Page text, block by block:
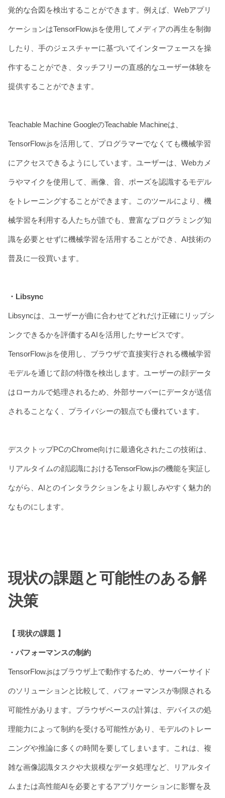
覚的な合図を検出することができます。例えば、Webアプリ
ケーションはTensorFlow.jsを使用してメディアの再生を制御
したり、手のジェスチャーに基づいてインターフェースを操
作することができ、タッチフリーの直感的なユーザー体験を
提供することができます。
Teachable Machine GoogleのTeachable Machineは、
TensorFlow.jsを活用して、プログラマーでなくても機械学習
にアクセスできるようにしています。ユーザーは、Webカメ
ラやマイクを使用して、画像、音、ポーズを認識するモデル
をトレーニングすることができます。このツールにより、機
械学習を利用する人たちが誰でも、豊富なプログラミング知
識を必要とせずに機械学習を活用することができ、AI技術の
普及に一役買います。
・Libsync
Libsyncは、ユーザーが曲に合わせてどれだけ正確にリップシ
ンクできるかを評価するAIを活用したサービスです。
TensorFlow.jsを使用し、ブラウザで直接実行される機械学習
モデルを通じて顔の特徴を検出します。ユーザーの顔データ
はローカルで処理されるため、外部サーバーにデータが送信
されることなく、プライバシーの観点でも優れています。
デスクトップPCのChrome向けに最適化されたこの技術は、
リアルタイムの顔認識におけるTensorFlow.jsの機能を実証し
ながら、AIとのインタラクションをより親しみやすく魅力的
なものにします。
現状の課題と可能性のある解
決策
【 現状の課題 】
・パフォーマンスの制約
TensorFlow.jsはブラウザ上で動作するため、サーバーサイド
のソリューションと比較して、パフォーマンスが制限される
可能性があります。ブラウザベースの計算は、デバイスの処
理能力によって制約を受ける可能性があり、モデルのトレー
ニングや推論に多くの時間を要してしまいます。これは、複
雑な画像認識タスクや大規模なデータ処理など、リアルタイ
ムまたは高性能AIを必要とするアプリケーションに影響を及